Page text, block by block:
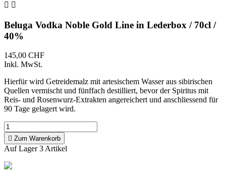
 
Beluga Vodka Noble Gold Line in Lederbox / 70cl /
40%
145,00 CHF
Inkl. MwSt.
Hierfür wird Getreidemalz mit artesischem Wasser aus sibirischen
Quellen vermischt und fünffach destilliert, bevor der Spiritus mit
Reis- und Rosenwurz-Extrakten angereichert und anschliessend für
90 Tage gelagert wird.
 Zum Warenkorb
Auf Lager 3 Artikel